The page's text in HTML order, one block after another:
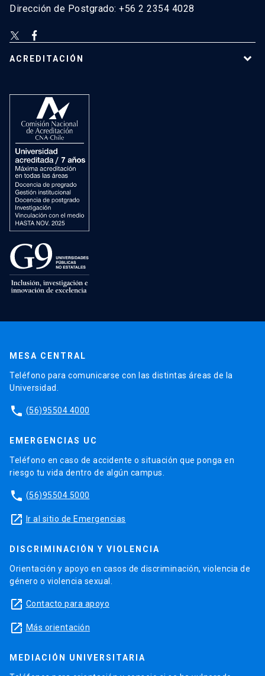
Dirección de Postgrado: +56 2 2354 4028
ACREDITACIÓN
MESA CENTRAL
Teléfono para comunicarse con las distintas áreas de la
Universidad.
phone (56)95504 4000
EMERGENCIAS UC
Teléfono en caso de accidente o situación que ponga en
riesgo tu vida dentro de algún campus.
phone (56)95504 5000
launch Ir al sitio de Emergencias
DISCRIMINACIÓN Y VIOLENCIA
Orientación y apoyo en casos de discriminación, violencia de
género o violencia sexual.
launch Contacto para apoyo
launch Más orientación
MEDIACIÓN UNIVERSITARIA